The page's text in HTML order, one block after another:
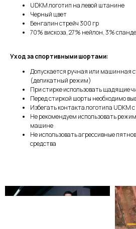
UDKM логотип на левой штанине
Черный цвет
Бенгалин стрейч 300 гр
70% вискоза, 27% нейлон, 3%
Уход за спортивными шортами:
Допускается ручная или машинная
(деликатный режим)
При стирке использовать щадящие
Перед стиркой шорты необходимо
Избегать контакта логотипа UDKM
Не рекомендуем использовать
машине
Не использовать агрессивные
средства